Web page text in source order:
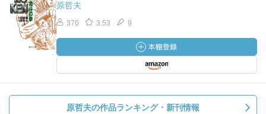
原哲夫
370 3.53 9
原哲夫の作品ランキング・新刊情報